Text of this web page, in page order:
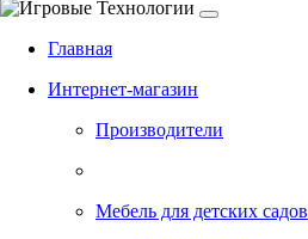
Главная
Интернет-магазин
Производители
Мебель для детских садов